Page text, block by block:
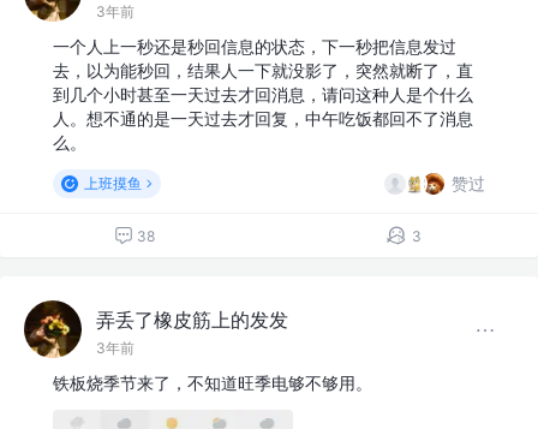
3年前
一个人上一秒还是秒回信息的状态，下一秒把信息发过
去，以为能秒回，结果人一下就没影了，突然就断了，直
到几个小时甚至一天过去才回消息，请问这种人是个什么
人。想不通的是一天过去才回复，中午吃饭都回不了消息
么。
上班摸鱼 赞过
38 3
弄丢了橡皮筋上的发发
3年前
铁板烧季节来了，不知道旺季电够不够用。